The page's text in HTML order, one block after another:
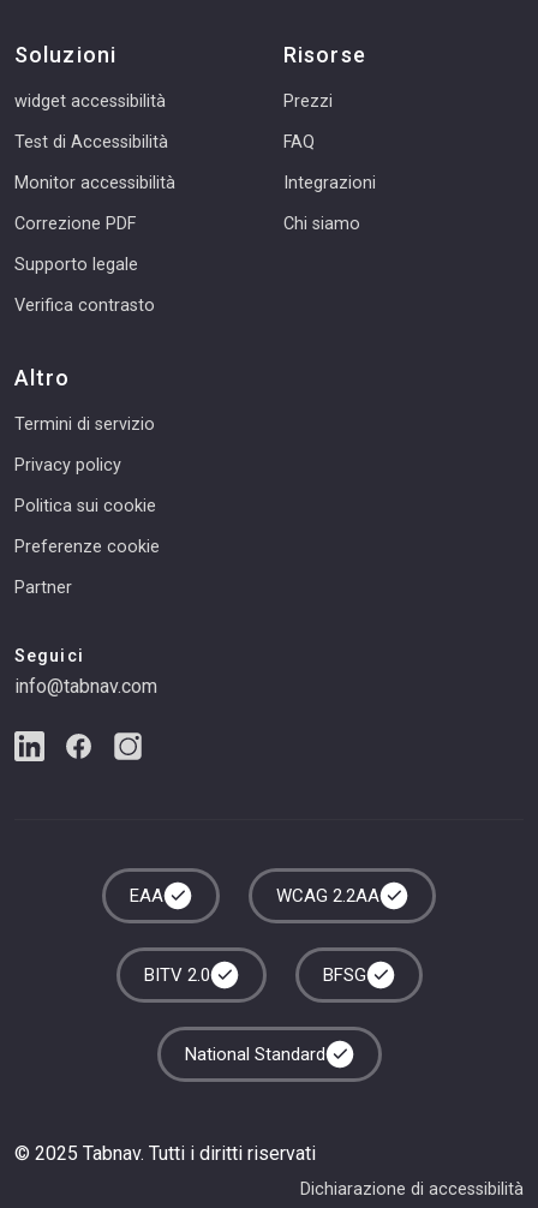
Soluzioni
widget accessibilità
Test di Accessibilità
Monitor accessibilità
Correzione PDF
Supporto legale
Verifica contrasto
Risorse
Prezzi
FAQ
Integrazioni
Chi siamo
Altro
Termini di servizio
Privacy policy
Politica sui cookie
Preferenze cookie
Partner
Seguici
info@tabnav.com
EAA WCAG 2.2AA
BITV 2.0 BFSG
National Standard
© 2025 Tabnav. Tutti i diritti riservati
Dichiarazione di accessibilità